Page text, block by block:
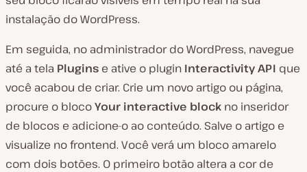
instalação do WordPress.
Em seguida, no administrador do WordPress, navegue
até a tela Plugins e ative o plugin Interactivity API que
você acabou de criar. Crie um novo artigo ou página,
procure o blocoYour interactive block no inseridor
de blocos e adicione-o ao conteúdo. Salve o artigo e
visualize no frontend. Você verá um bloco amarelo
com dois botões. O primeiro botão altera a cor de